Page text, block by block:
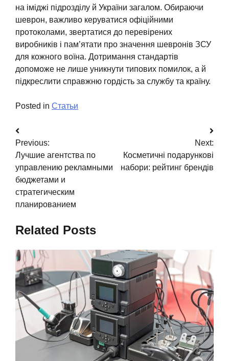
на іміджі підрозділу й України загалом. Обираючи
шеврон, важливо керуватися офіційними
протоколами, звертатися до перевірених
виробників і пам’ятати про значення шевронів ЗСУ
для кожного воїна. Дотримання стандартів
допоможе не лише уникнути типових помилок, а й
підкреслити справжню гордість за службу та країну.
Posted in Статьи
Навигация
по
записям
Previous:
Лучшие агентства по
управлению рекламными
бюджетами и
стратегическим
планированием
Next:
Косметичні подарункові
набори: рейтинг брендів
Related Posts